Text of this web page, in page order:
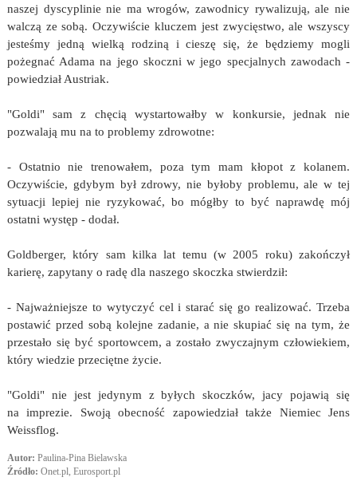
naszej dyscyplinie nie ma wrogów, zawodnicy rywalizują, ale nie
walczą ze sobą. Oczywiście kluczem jest zwycięstwo, ale wszyscy
jesteśmy jedną wielką rodziną i cieszę się, że będziemy mogli
pożegnać Adama na jego skoczni w jego specjalnych zawodach -
powiedział Austriak.
"Goldi" sam z chęcią wystartowałby w konkursie, jednak nie
pozwalają mu na to problemy zdrowotne:
- Ostatnio nie trenowałem, poza tym mam kłopot z kolanem.
Oczywiście, gdybym był zdrowy, nie byłoby problemu, ale w tej
sytuacji lepiej nie ryzykować, bo mógłby to być naprawdę mój
ostatni występ - dodał.
Goldberger, który sam kilka lat temu (w 2005 roku) zakończył
karierę, zapytany o radę dla naszego skoczka stwierdził:
- Najważniejsze to wytyczyć cel i starać się go realizować. Trzeba
postawić przed sobą kolejne zadanie, a nie skupiać się na tym, że
przestało się być sportowcem, a zostało zwyczajnym człowiekiem,
który wiedzie przeciętne życie.
"Goldi" nie jest jedynym z byłych skoczków, jacy pojawią się
na imprezie. Swoją obecność zapowiedział także Niemiec Jens
Weissflog.
Autor: Paulina-Pina Bielawska
Źródło: Onet.pl, Eurosport.pl